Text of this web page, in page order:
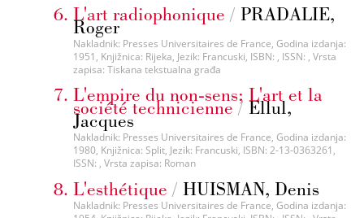
L'art radiophonique / PRADALIE,
Roger
Nakladnik: Presses Universitaires de France, Godina izdanja:
1951, Knjižnica: Rijeka, Jezik: Francuski, ISBN: , ISSN: , Vrsta
zapisa: Tiskana tekstualna građa
L'empire du non-sens; L'art et la
société technicienne/ Ellul,
Jacques
Nakladnik: Presses Universitaires de France, Godina izdanja:
1980, Knjižnica: Split, Jezik: Francuski, ISBN: 2-13-0363261,
ISSN: , Vrsta zapisa: Roman
L'esthétique / HUISMAN, Denis
Nakladnik: Presses Universitaires de France, Godina izdanja: